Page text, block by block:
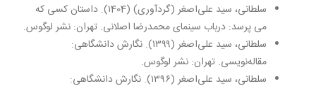
سلطانی، سید علی‌اصغر (گردآوری) (۱404). داستان کسی که
می پرسد: درباب سینمای محمدرضا اصلانی. تهران: نشر لوگوس.
سلطانی، سید علی‌اصغر (۱۳۹۹). نگارش دانشگاهی:
مقاله‌نویسی. تهران: نشر لوگوس.
سلطانی، سید علی‌اصغر (۱۳۹۶). نگارش دانشگاهی: